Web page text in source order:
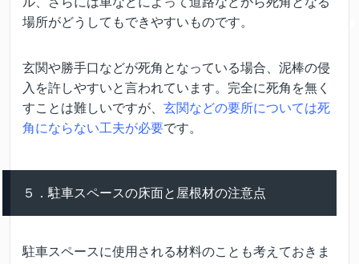
場所がどうしてもできやすいものです。
玄関や勝手口などが死角となっている場合、泥棒の侵
入を許しやすいと言われています。完全に死角を無く
すことは難しいですが、 玄関などの要所については死
角にならない工夫が必要です。
５．駐車スペースの床面と屋根材の注意点
駐車スペースに使用される材料のことも考えておきま